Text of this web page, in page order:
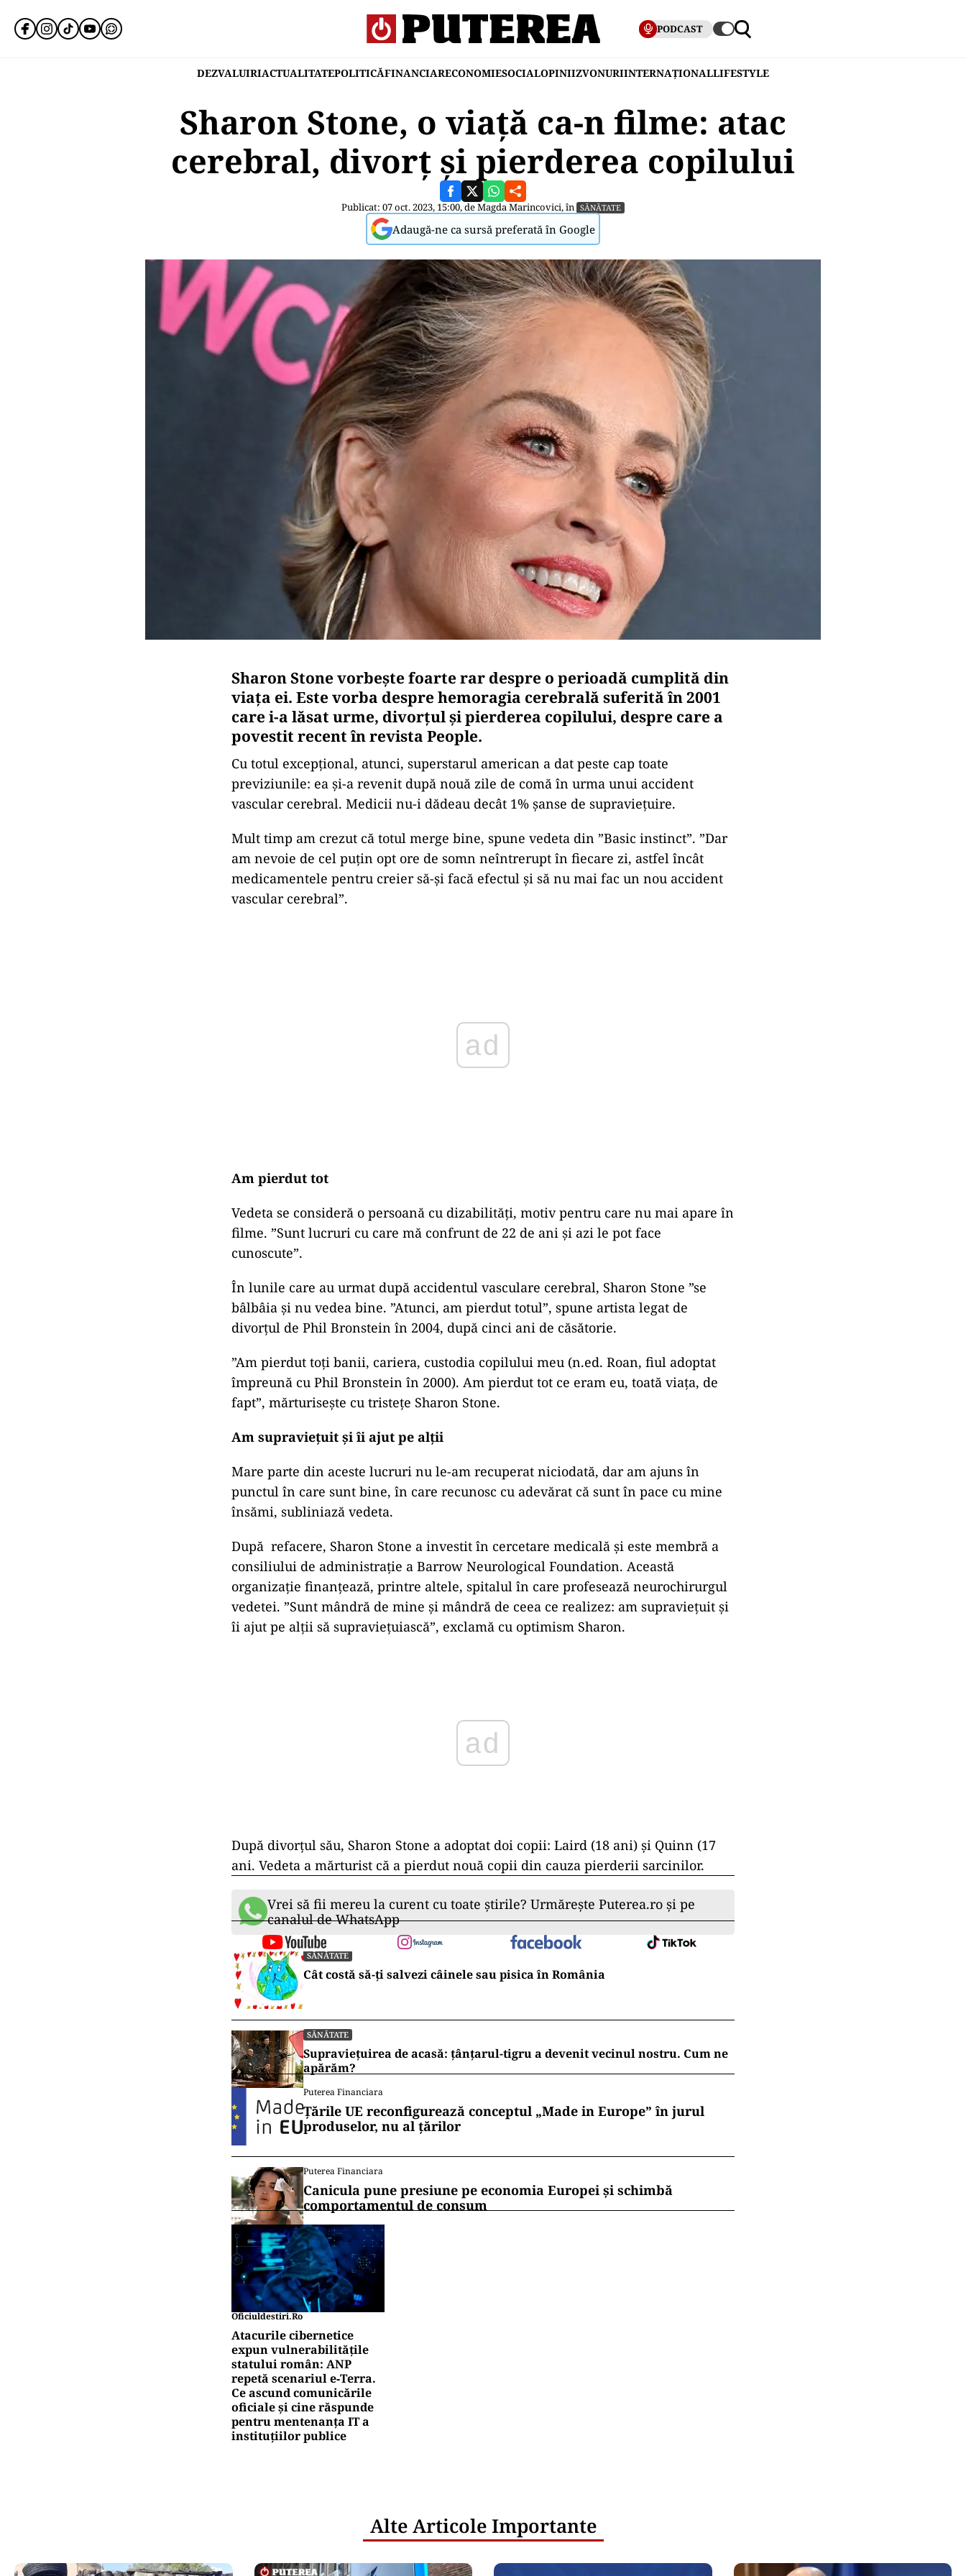
PODCAST
DEZVALUIRIACTUALITATEPOLITICĂFINANCIARECONOMIESOCIALOPINIIZVONURIINTERNAȚIONALLIFESTYLE
Sharon Stone, o viață ca-n filme: atac
cerebral, divorț și pierderea copilului
Publicat: 07 oct. 2023, 15:00, deMagda Marincovici, în SĂNĂTATE
Adaugă-ne ca sursă preferată în Google
Sharon Stone vorbește foarte rar despre o perioadă cumplită din
viața ei. Este vorba despre hemoragia cerebrală suferită în 2001
care i-a lăsat urme, divorțul și pierderea copilului, despre care a
povestit recent în revista People.
Cu totul excepțional, atunci, superstarul american a dat peste cap toate
previziunile: ea și-a revenit după nouă zile de comă în urma unui accident
vascular cerebral. Medicii nu-i dădeau decât 1% șanse de supraviețuire.
Mult timp am crezut că totul merge bine, spune vedeta din ”Basic instinct”. ”Dar
am nevoie de cel puțin opt ore de somn neîntrerupt în fiecare zi, astfel încât
medicamentele pentru creier să-și facă efectul și să nu mai fac un nou accident
vascular cerebral”.
Am pierdut tot
Vedeta se consideră o persoană cu dizabilități, motiv pentru care nu mai apare în
filme. ”Sunt lucruri cu care mă confrunt de 22 de ani și azi le pot face
cunoscute”.
În lunile care au urmat după accidentul vasculare cerebral, Sharon Stone ”se
bâlbâia și nu vedea bine. ”Atunci, am pierdut totul”, spune artista legat de
divorțul de Phil Bronstein în 2004, după cinci ani de căsătorie.
”Am pierdut toți banii, cariera, custodia copilului meu (n.ed. Roan, fiul adoptat
împreună cu Phil Bronstein în 2000). Am pierdut tot ce eram eu, toată viața, de
fapt”, mărturisește cu tristețe Sharon Stone.
Am supraviețuit și îi ajut pe alții
Mare parte din aceste lucruri nu le-am recuperat niciodată, dar am ajuns în
punctul în care sunt bine, în care recunosc cu adevărat că sunt în pace cu mine
însămi, subliniază vedeta.
După refacere, Sharon Stone a investit în cercetare medicală și este membră a
consiliului de administrație a Barrow Neurological Foundation. Această
organizație finanțează, printre altele, spitalul în care profesează neurochirurgul
vedetei. ”Sunt mândră de mine și mândră de ceea ce realizez: am supraviețuit și
îi ajut pe alții să supraviețuiască”, exclamă cu optimism Sharon.
ad
După divorțul său, Sharon Stone a adoptat doi copii: Laird (18 ani) și Quinn (17
ani. Vedeta a mărturist că a pierdut nouă copii din cauza pierderii sarcinilor.
Vrei să fii mereu la curent cu toate știrile? Urmărește Puterea.ro și pe
canalul de WhatsApp
SĂNĂTATE
Cât costă să-ți salvezi câinele sau pisica în România
SĂNĂTATE
Supraviețuirea de acasă: țânțarul-tigru a devenit vecinul nostru. Cum ne
apărăm?
Puterea Financiara
Țările UE reconfigurează conceptul „Made in Europe” în jurul
produselor, nu al țărilor
Puterea Financiara
Canicula pune presiune pe economia Europei și schimbă
comportamentul de consum
Oficiuldestiri.ro
Atacurile cibernetice
expun vulnerabilitățile
statului român: ANP
repetă scenariul e‑Terra.
Ce ascund comunicările
oficiale și cine răspunde
pentru mentenanța IT a
instituțiilor publice
Alte Articole Importante